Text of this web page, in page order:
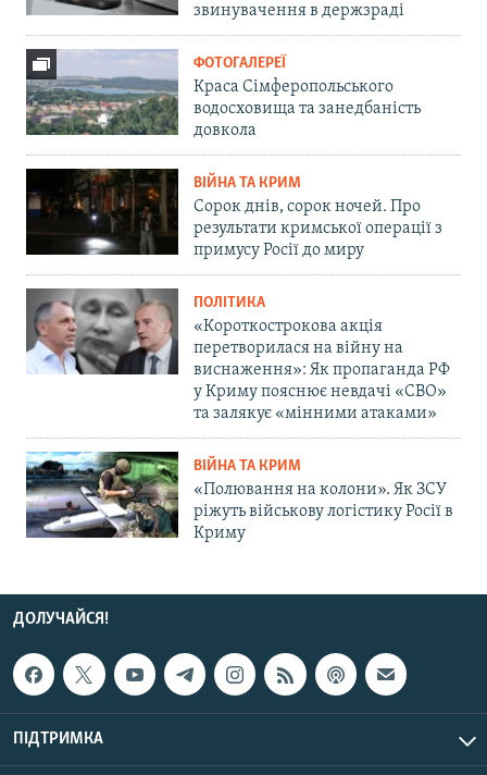
звинувачення в держзраді
ФОТОГАЛЕРЕЇ
Краса Сімферопольського
водосховища та занедбаність
довкола
ВІЙНА ТА КРИМ
Сорок днів, сорок ночей. Про
результати кримської операції з
примусу Росії до миру
ПОЛІТИКА
«Короткострокова акція
перетворилася на війну на
виснаження»: Як пропаганда РФ
у Криму пояснює невдачі «СВО»
та залякує «мінними атаками»
ВІЙНА ТА КРИМ
«Полювання на колони». Як ЗСУ
ріжуть військову логістику Росії в
Криму
ДОЛУЧАЙСЯ!
ПІДТРИМКА